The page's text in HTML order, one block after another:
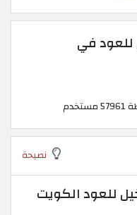
للعود في
نصيحة
للعود الكويت